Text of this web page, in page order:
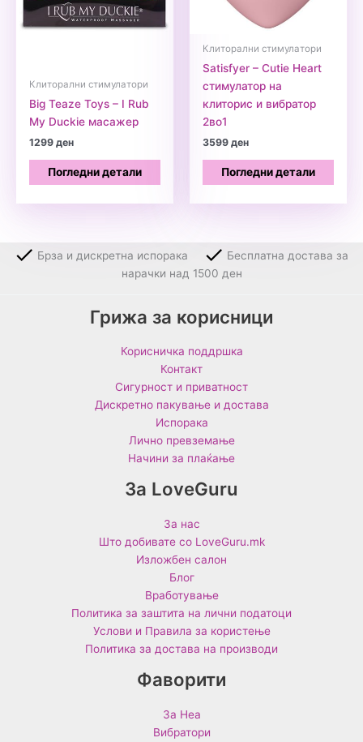
Клиторални стимулатори
Big Teaze Toys – I Rub
My Duckie масажер
1299ден
Погледни детали
Клиторални стимулатори
Satisfyer – Cutie Heart
стимулатор на
клиторис и вибратор
2во1
3599ден
Погледни детали
Брза и дискретна испорака
Бесплатна достава за
нарачки над 1500 ден
Грижа за корисници
Корисничка поддршка
Контакт
Сигурност и приватност
Дискретно пакување и достава
Испорака
Лично превземање
Начини за плаќање
За LoveGuru
За нас
Што добивате со LoveGuru.mk
Изложбен салон
Блог
Вработување
Политика за заштита на лични податоци
Услови и Правила за користење
Политика за достава на производи
Фаворити
За Неа
Вибратори